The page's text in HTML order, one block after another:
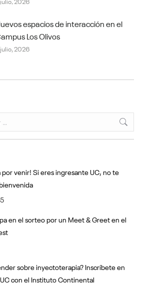
espacios de interacción en el
Los Olivos
2026
por venir! Si eres ingresante UC, no te
en el sorteo por un Meet & Greet en el
sobre inyectoterapia? Inscríbete en
con el Instituto Continental